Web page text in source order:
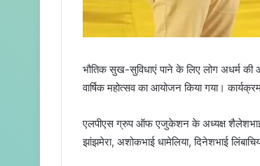
भौतिक सुख-सुविधाएं पाने के लिए लोग अधर्म
वार्षिक महोत्सव का आयोजन किया गया।
एलपीएस ग्रुप ऑफ एजुकेशन के अध्यक्ष शैलेशभाई
झांझमेरा, अशोकभाई धामेलिया, दिनेशभाई